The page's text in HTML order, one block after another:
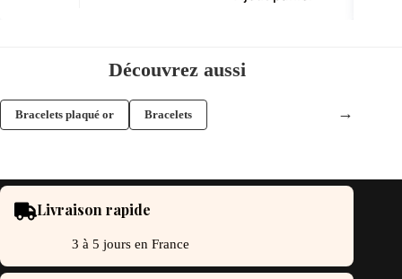
Découvrez aussi
Bracelets plaqué or Bracelets →
Livraison rapide
3 à 5 jours en France